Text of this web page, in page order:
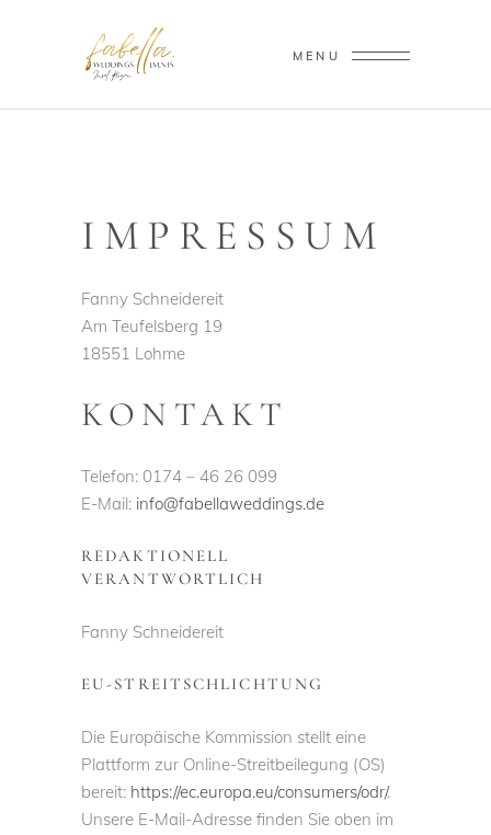
MENU
IMPRESSUM
Fanny Schneidereit
Am Teufelsberg 19
18551 Lohme
KONTAKT
Telefon: 0174 – 46 26 099
E-Mail: info@fabellaweddings.de
REDAKTIONELL
VERANTWORTLICH
Fanny Schneidereit
EU-STREITSCHLICHTUNG
Die Europäische Kommission stellt eine
Plattform zur Online-Streitbeilegung (OS)
bereit: https://ec.europa.eu/consumers/odr/.
Unsere E-Mail-Adresse finden Sie oben im